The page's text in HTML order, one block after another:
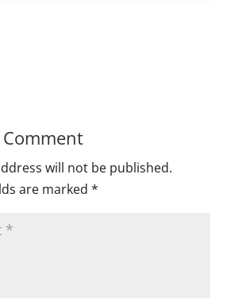
will not be published.
are marked *